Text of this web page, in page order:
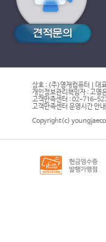
상호 : (주)영재컴퓨터 | 대
개인정보관리책임자 : 고영
고객만족센터 : 02-716-
고객만족센터 운영시간 안
Copyright(c)